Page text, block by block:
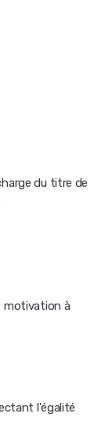
du titre de
motivation à
l'égalité